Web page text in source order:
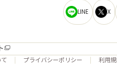
LINE X
プライバシーポリシー 利用